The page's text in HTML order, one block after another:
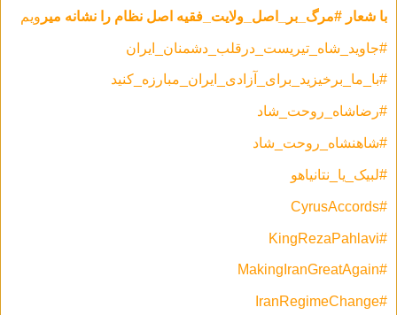
با شعار #مرگ_بر_اصل_ولایت_فقیه اصل نظام را نشانه میر ویم
#جاوید_شاه_تیریست_درقلب_دشمنان_ایران
#با_ما_برخیزید_برای_آزادی_ایران_مبارزه_کنید
#رضاشاه_روحت_شاد
#شاهنشاه_روحت_شاد
#لبیک_یا_نتانیاهو
#CyrusAccords
#KingRezaPahlavi
#MakingIranGreatAgain
#IranRegimeChange